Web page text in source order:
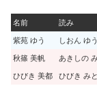
名前 読み
紫苑 ゆう しおん ゆう
秋篠 美帆 あきしの
ひびき 美都 ひびき みと